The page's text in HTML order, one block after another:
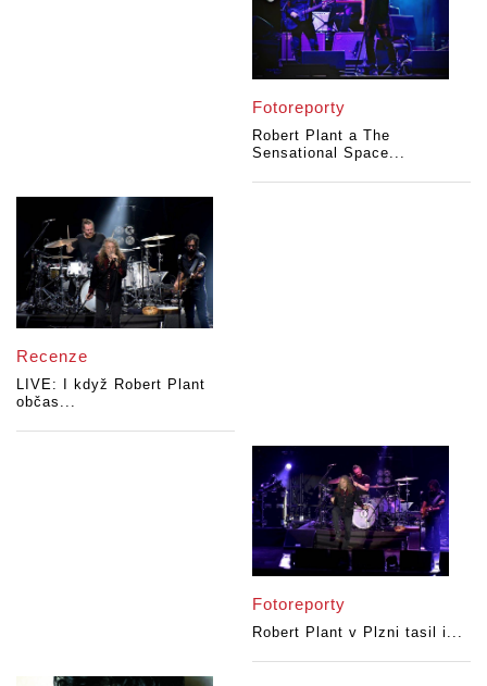
Fotoreporty
Robert Plant a The
Sensational Space...
Recenze
LIVE: I když Robert Plant
občas...
Fotoreporty
Robert Plant v Plzni tasil i...